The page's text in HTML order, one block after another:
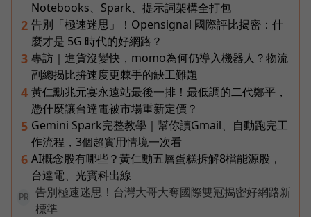
Notebooks、Spark、提示詞架構全打包
2 告別「極速迷思」！Opensignal 國際評比揭密：什
麼才是 5G 時代的好網路？
3 專訪｜進貨沒變快，momo為何仍導入機器人？物流
副總揭比拚速度更棘手的缺工難題
4 黃仁勳兆元宴永遠站最後一排！最低調的二代鄭平，
憑什麼讓台達電被市場重新定價？
5 Gemini Spark完整教學｜幫你讀Gmail、自動跑完工
作流程，3個超實用情境一次看
6 AI概念股有哪些？黃仁勳五層蛋糕拆解8檔能源股，
台達電、光寶科出線
PR
告別極速迷思！台灣大哥大奪國際雙冠揭密好網路新
標準